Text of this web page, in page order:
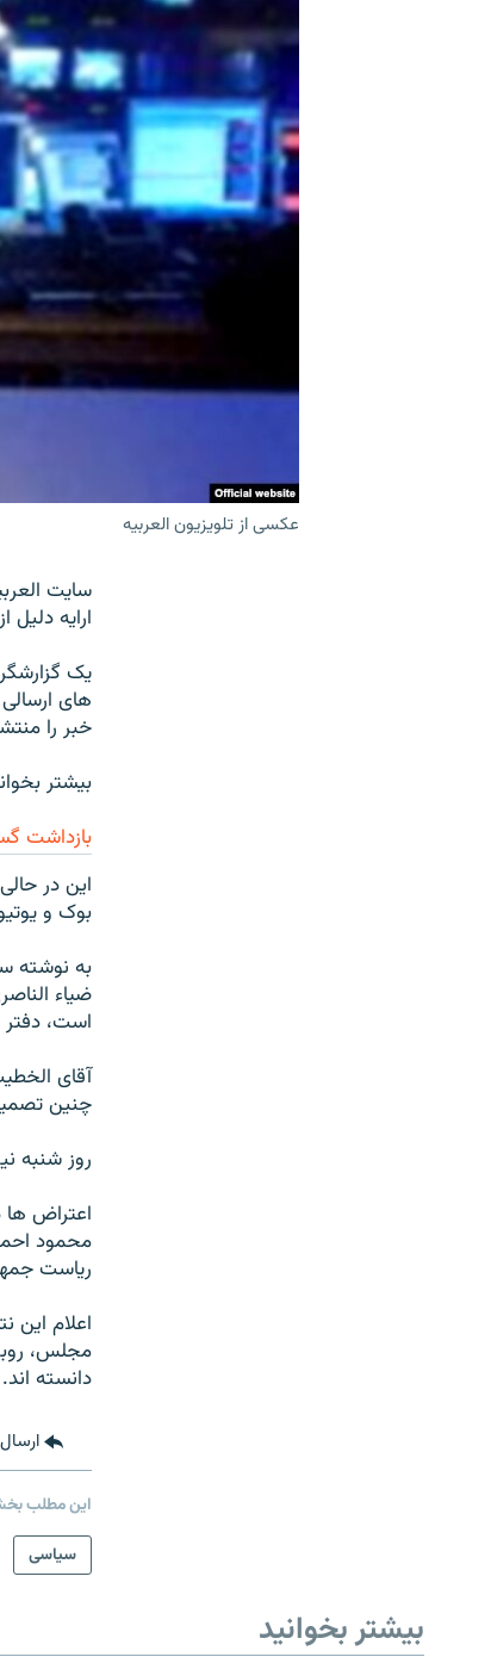
عکسی از تلویزیون العربیه
سايت
ارايه
یک
های
خبر را
بیشتر
بازداشت
این در
بوک و
به نوشته
ضياء
است، دفتر
آقای
چنين
روز شنبه
اعتراض ها
رياست
اعلام
مجلس،
دانسته اند.
ارسال
این مطلب
سیاسی
بیشتر بخوانید